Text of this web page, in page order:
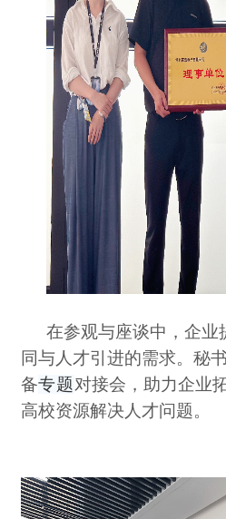
在参观与座谈中，企业
同与人才引进的需求。秘
备专题对接会，助力企业
高校资源解决人才问题。